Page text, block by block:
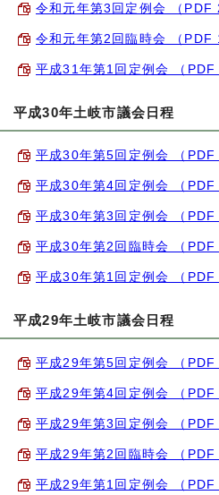
令和元年第3回定例会 （PDF
令和元年第2回臨時会 （PDF
平成31年第1回定例会 （PDF
平成30年土岐市議会日程
平成30年第5回定例会 （PDF
平成30年第4回定例会 （PDF
平成30年第3回定例会 （PDF
平成30年第2回臨時会 （PDF
平成30年第1回定例会 （PDF
平成29年土岐市議会日程
平成29年第5回定例会 （PDF
平成29年第4回定例会 （PDF
平成29年第3回定例会 （PDF
平成29年第2回臨時会 （PDF
平成29年第1回定例会 （PDF